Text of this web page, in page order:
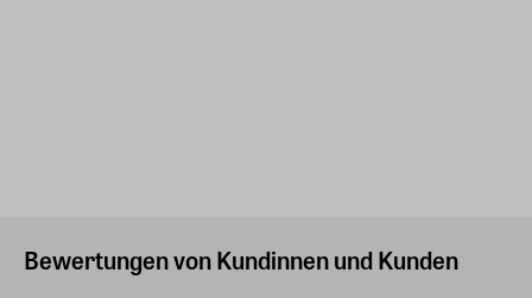
Bewertungen von Kundinnen und Kunden